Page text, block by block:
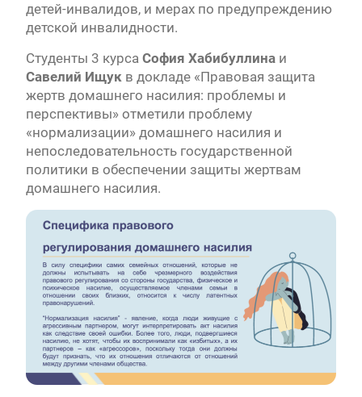
детей-инвалидов, и мерах по предупреждению
детской инвалидности.
Студенты 3 курса София Хабибуллинаи
Савелий Ищукв докладе «Правовая защита
жертв домашнего насилия: проблемы и
перспективы» отметили проблему
«нормализации» домашнего насилия и
непоследовательность государственной
политики в обеспечении защиты жертвам
домашнего насилия.